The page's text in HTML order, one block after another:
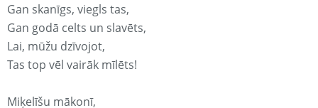
Gan skanīgs, viegls tas,
Gan godā celts un slavēts,
Lai, mūžu dzīvojot,
Tas top vēl vairāk mīlēts!
Miķelīšu mākonī,